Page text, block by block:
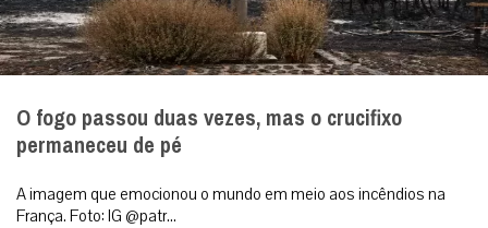
O fogo passou duas vezes, mas o crucifixo
permaneceu de pé
A imagem que emocionou o mundo em meio aos incêndios na
França. Foto: IG @patr...